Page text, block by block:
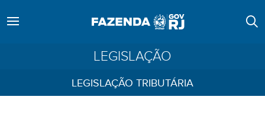
LEGISLAÇÃO
LEGISLAÇÃO TRIBUTÁRIA